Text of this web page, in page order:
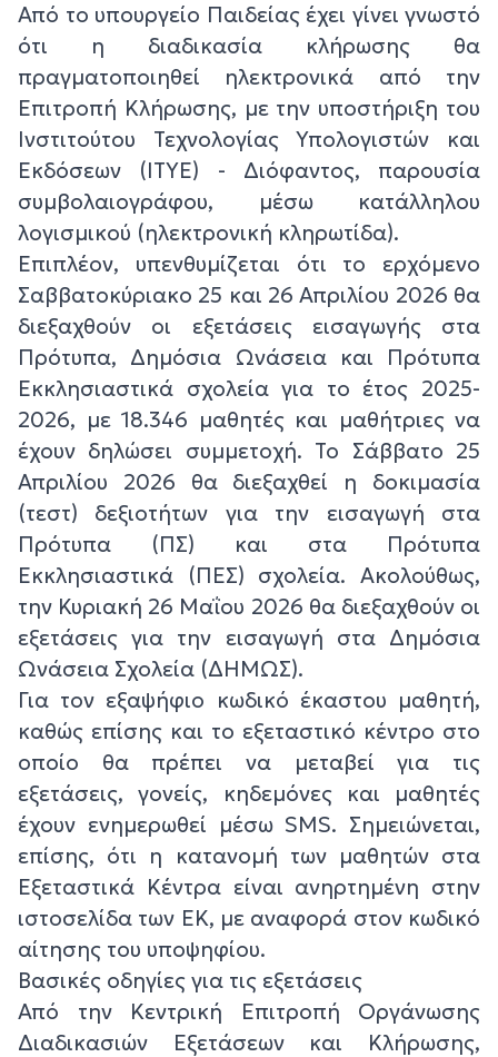
Από το υπουργείο Παιδείας έχει γίνει γνωστό
ότι η διαδικασία κλήρωσης θα
πραγματοποιηθεί ηλεκτρονικά από την
Επιτροπή Κλήρωσης, με την υποστήριξη του
Ινστιτούτου Τεχνολογίας Υπολογιστών και
Εκδόσεων (ΙΤΥΕ) - Διόφαντος, παρουσία
συμβολαιογράφου, μέσω κατάλληλου
λογισμικού (ηλεκτρονική κληρωτίδα).
Επιπλέον, υπενθυμίζεται ότι το ερχόμενο
Σαββατοκύριακο 25 και 26 Απριλίου 2026 θα
διεξαχθούν οι εξετάσεις εισαγωγής στα
Πρότυπα, Δημόσια Ωνάσεια και Πρότυπα
Εκκλησιαστικά σχολεία για το έτος 2025-
2026, με 18.346 μαθητές και μαθήτριες να
έχουν δηλώσει συμμετοχή. Το Σάββατο 25
Απριλίου 2026 θα διεξαχθεί η δοκιμασία
(τεστ) δεξιοτήτων για την εισαγωγή στα
Πρότυπα (ΠΣ) και στα Πρότυπα
Εκκλησιαστικά (ΠΕΣ) σχολεία. Ακολούθως,
την Κυριακή 26 Μαΐου 2026 θα διεξαχθούν οι
εξετάσεις για την εισαγωγή στα Δημόσια
Ωνάσεια Σχολεία (ΔΗΜΩΣ).
Για τον εξαψήφιο κωδικό έκαστου μαθητή,
καθώς επίσης και το εξεταστικό κέντρο στο
οποίο θα πρέπει να μεταβεί για τις
εξετάσεις, γονείς, κηδεμόνες και μαθητές
έχουν ενημερωθεί μέσω SMS. Σημειώνεται,
επίσης, ότι η κατανομή των μαθητών στα
Εξεταστικά Κέντρα είναι ανηρτημένη στην
ιστοσελίδα των ΕΚ, με αναφορά στον κωδικό
αίτησης του υποψηφίου.
Βασικές οδηγίες για τις εξετάσεις
Από την Κεντρική Επιτροπή Οργάνωσης
Διαδικασιών Εξετάσεων και Κλήρωσης,